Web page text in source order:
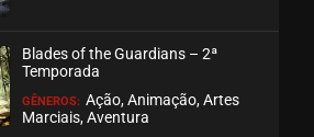
EPISÓDIO 130 A 132
Blades of the Guardians – 2ª
Temporada
GÊNEROS: Ação, Animação, Artes
Marciais, Aventura